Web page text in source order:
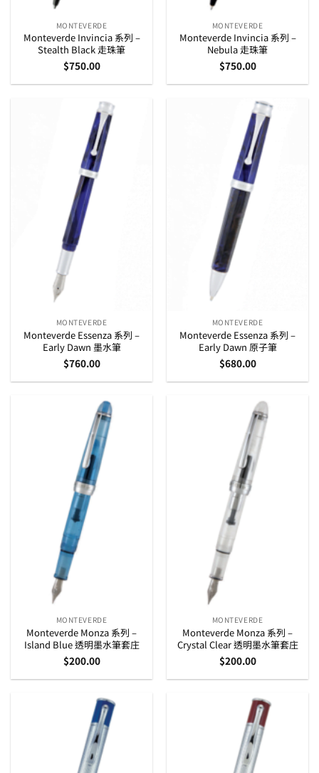
MONTEVERDE
Monteverde Invincia 系列 –
Stealth Black 走珠筆
$750.00
MONTEVERDE
Monteverde Invincia 系列 –
Nebula 走珠筆
$750.00
MONTEVERDE
Monteverde Essenza 系列 –
Early Dawn 墨水筆
$760.00
MONTEVERDE
Monteverde Essenza 系列 –
Early Dawn 原子筆
$680.00
MONTEVERDE
Monteverde Monza 系列 –
Island Blue 透明墨水筆套庄
$200.00
MONTEVERDE
Monteverde Monza 系列 –
Crystal Clear 透明墨水筆套庄
$200.00